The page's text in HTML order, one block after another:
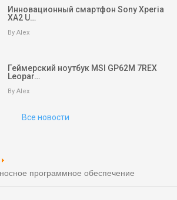
Инновационный смартфон Sony Xperia
XA2 U…
By Alex
Геймерский ноутбук MSI GP62M 7REX
Leopar…
By Alex
Все новости
программное обеспечение
На главную
Партнеры
Партнеры